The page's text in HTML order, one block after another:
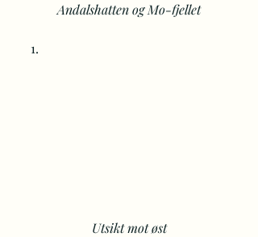
Andalshatten og Mo-fjellet
Utsikt mot øst